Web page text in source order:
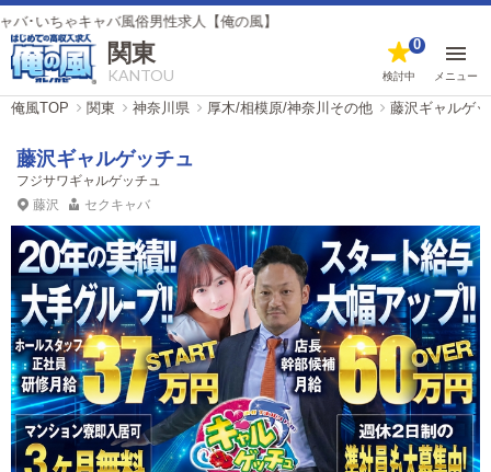
バ風俗男性求人【俺の風】
関東
KANTOU 検討中
0
メニュー
俺風TOP 関東 神奈川県 厚木/相模原/神奈川その他 藤沢ギャルゲ
藤沢ギャルゲッチュ
フジサワギャルゲッチュ
藤沢
セクキャバ